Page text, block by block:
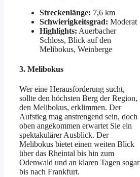
Streckenlänge: 7,6 km
Schwierigkeitsgrad: Moderat
Highlights: Auerbacher
Schloss, Blick auf den
Melibokus, Weinberge
3. Melibokus
Wer eine Herausforderung sucht,
sollte den höchsten Berg der Region,
den Melibokus, erklimmen. Der
Aufstieg mag anstrengend sein, doch
oben angekommen erwartet Sie ein
spektakulärer Ausblick. Der
Melibokus bietet einen weiten Blick
über das Rheintal bis hin zum
Odenwald und an klaren Tagen sogar
bis nach Frankfurt.